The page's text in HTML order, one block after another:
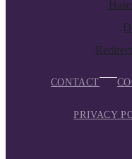
CONTACT
PRIVACY